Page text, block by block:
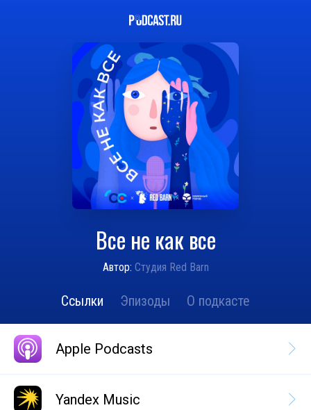
Все не как все
Автор: Студия Red Barn
Ссылки Эпизоды О подкасте
Apple Podcasts
Yandex Music